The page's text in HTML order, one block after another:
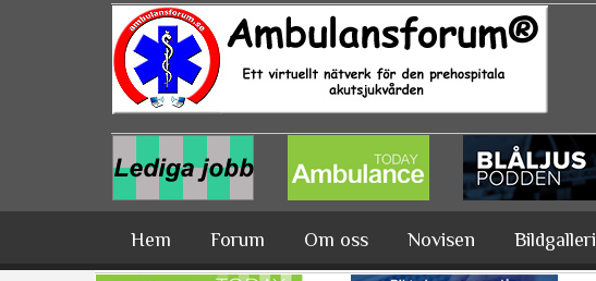
Hoppa till huvudinnehåll
Hem Forum Om oss Novisen Bildgalleri